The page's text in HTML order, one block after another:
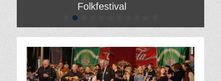
•
Folkfestival
am
Von
Gatzweiler
am
Von